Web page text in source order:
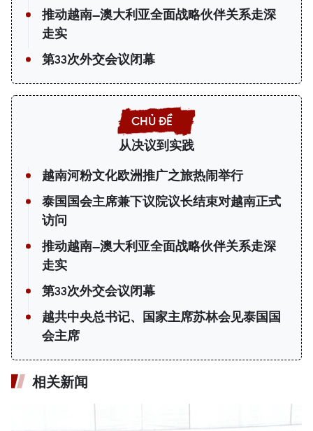
推动越南—澳大利亚全面战略伙伴关系走深
走实
第33次外交会议闭幕
从决议到实践
越南河粉文化欧洲推广之旅热闹举行
泰国国会主席兼下议院议长结束对越南正式
访问
推动越南—澳大利亚全面战略伙伴关系走深
走实
第33次外交会议闭幕
越共中央总书记、国家主席苏林会见泰国国
会主席
相关新闻